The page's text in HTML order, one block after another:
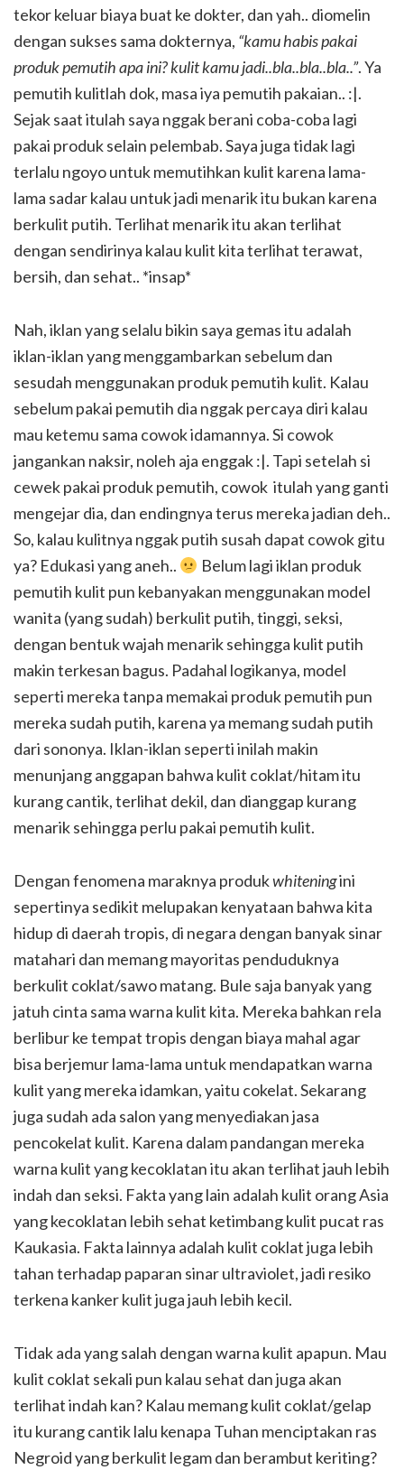
tekor keluar biaya buat ke dokter, dan yah.. diomelin
dengan sukses sama dokternya, “kamu habis pakai
produk pemutih apa ini? kulit kamu jadi..bla..bla..bla..”. Ya
pemutih kulitlah dok, masa iya pemutih pakaian.. :|.
Sejak saat itulah saya nggak berani coba-coba lagi
pakai produk selain pelembab. Saya juga tidak lagi
terlalu ngoyo untuk memutihkan kulit karena lama-
lama sadar kalau untuk jadi menarik itu bukan karena
berkulit putih. Terlihat menarik itu akan terlihat
dengan sendirinya kalau kulit kita terlihat terawat,
bersih, dan sehat.. *insap*
Nah, iklan yang selalu bikin saya gemas itu adalah
iklan-iklan yang menggambarkan sebelum dan
sesudah menggunakan produk pemutih kulit. Kalau
sebelum pakai pemutih dia nggak percaya diri kalau
mau ketemu sama cowok idamannya. Si cowok
jangankan naksir, noleh aja enggak :|. Tapi setelah si
cewek pakai produk pemutih, cowok itulah yang ganti
mengejar dia, dan endingnya terus mereka jadian deh..
So, kalau kulitnya nggak putih susah dapat cowok gitu
ya? Edukasi yang aneh..
Belum lagi iklan produk
pemutih kulit pun kebanyakan menggunakan model
wanita (yang sudah) berkulit putih, tinggi, seksi,
dengan bentuk wajah menarik sehingga kulit putih
makin terkesan bagus. Padahal logikanya, model
seperti mereka tanpa memakai produk pemutih pun
mereka sudah putih, karena ya memang sudah putih
dari sononya. Iklan-iklan seperti inilah makin
menunjang anggapan bahwa kulit coklat/hitam itu
kurang cantik, terlihat dekil, dan dianggap kurang
menarik sehingga perlu pakai pemutih kulit.
Dengan fenomena maraknya produkwhiteningini
sepertinya sedikit melupakan kenyataan bahwa kita
hidup di daerah tropis, di negara dengan banyak sinar
matahari dan memang mayoritas penduduknya
berkulit coklat/sawo matang. Bule saja banyak yang
jatuh cinta sama warna kulit kita. Mereka bahkan rela
berlibur ke tempat tropis dengan biaya mahal agar
bisa berjemur lama-lama untuk mendapatkan warna
kulit yang mereka idamkan, yaitu cokelat. Sekarang
juga sudah ada salon yang menyediakan jasa
pencokelat kulit. Karena dalam pandangan mereka
warna kulit yang kecoklatan itu akan terlihat jauh lebih
indah dan seksi. Fakta yang lain adalah kulit orang Asia
yang kecoklatan lebih sehat ketimbang kulit pucat ras
Kaukasia. Fakta lainnya adalah kulit coklat juga lebih
tahan terhadap paparan sinar ultraviolet, jadi resiko
terkena kanker kulit juga jauh lebih kecil.
Tidak ada yang salah dengan warna kulit apapun. Mau
kulit coklat sekali pun kalau sehat dan juga akan
terlihat indah kan? Kalau memang kulit coklat/gelap
itu kurang cantik lalu kenapa Tuhan menciptakan ras
Negroid yang berkulit legam dan berambut keriting?